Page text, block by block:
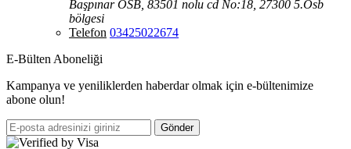
Başpınar OSB, 83501 nolu cd No:18, 27300 5.Osb
bölgesi
Telefon 03425022674
E-Bülten Aboneliği
Kampanya ve yeniliklerden haberdar olmak için e-bültenimize
abone olun!
Gönder